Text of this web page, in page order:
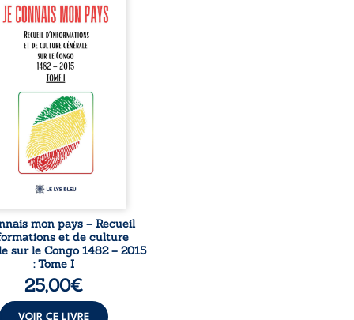
et d’éveil civique,
à raviver la mémoire
En retraçant les
étapes de l’histoire
il entend combattre
le repli identitaire
du
patriotique.
à tous, ce recueil
des repères essentiels
mieux comprendre le ...
mon pays – Recueil
et de culture
sur le Congo 1482 – 2015
: Tome I
25,00€
VOIR CE LIVRE